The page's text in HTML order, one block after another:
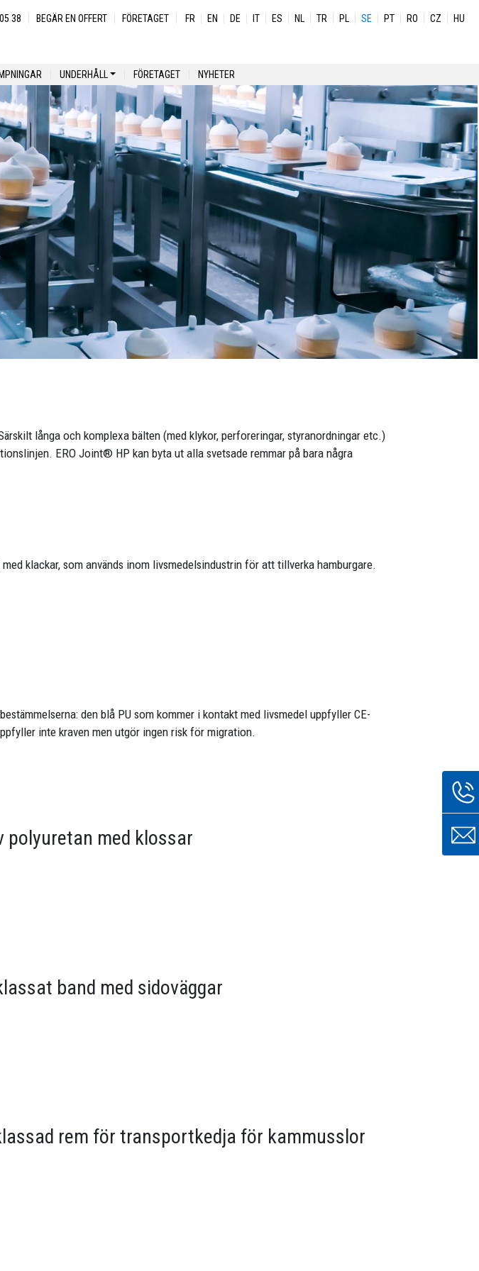
38 BEGÄR EN OFFERT FÖRETAGET FR EN DE IT ES NL TR PL SE PT RO CZ HU
UNDERHÅLL FÖRETAGET NYHETER
långa och komplexa bälten (med klykor, perforeringar, styranordningar etc.)
ERO Joint® HP kan byta ut alla svetsade remmar på bara några
klackar, som används inom livsmedelsindustrin för att tillverka hamburgare.
den blå PU som kommer i kontakt med livsmedel uppfyller CE-
inte kraven men utgör ingen risk för migration.
med klossar
band med sidoväggar
rem för transportkedja för kammusslor